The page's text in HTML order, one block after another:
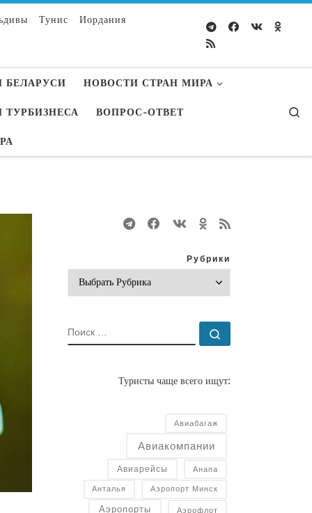
Тунис Иордания
БЕЛАРУСИ НОВОСТИ СТРАН МИРА
ТУРБИЗНЕСА ВОПРОС-ОТВЕТ
Рубрики
ПОИСК
Туристы чаще всего ищут:
Авиабагаж
Авиакомпании
Авиарейсы Анапа
Анталья Аэропорт Минск
Аэропорты Аэрофлот